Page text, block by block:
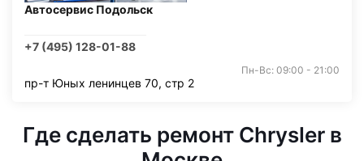
Автосервис Подольск
+7 (495) 128-01-88
Пн-Вс: 09:00 - 21:00
пр-т Юных ленинцев 70, стр 2
Где сделать ремонт Chrysler в